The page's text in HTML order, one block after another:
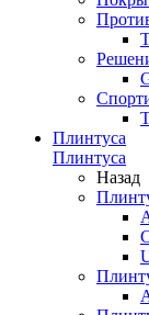
Плинтуса
Плинтуса
Назад